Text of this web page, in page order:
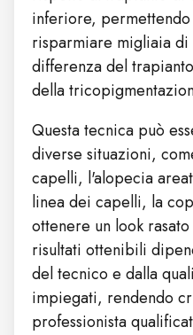
inferiore,
risparmiare migliaia
differenza del
della
Questa tecnica può
diverse situazioni,
capelli, l'alopecia
linea dei capelli, la
ottenere un look
risultati ottenibili
del tecnico e dalla
impiegati, rendendo
professionista